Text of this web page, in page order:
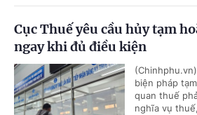
Cục Thuế yêu cầu hủy tạm
ngay khi đủ điều kiện
biện pháp
quan thuế
nghĩa vụ